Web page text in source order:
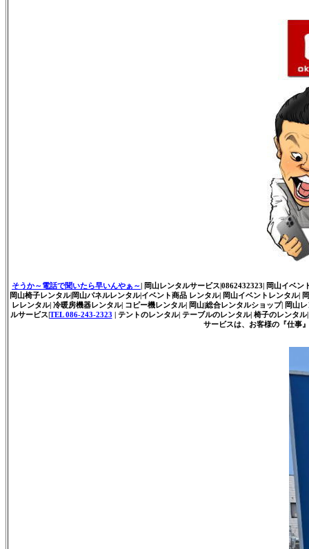
そうか～電話で聞いたら早いんやぁ～
| 岡山レンタルサービス|0862432323| 岡山イベン
岡山椅子レンタル|岡山パネルレンタル|イベント商品 レンタル| 岡山イベントレンタル
レレンタル| 冷暖房機器レンタル| コピー機レンタル| 岡山|総合レンタルショップ| 岡
ルサービス| TEL 086-243-2323 | テントのレンタル| テーブルのレンタル| 椅子のレン
サービスは、お客様の『仕事